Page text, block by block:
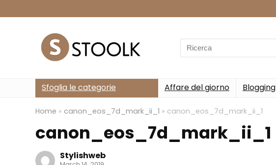
Search
for:
Sfoglia le categorie Affare del giorno Blogging
Home » canon_eos_7d_mark_ii_1 » canon_eos_7d_mark_ii_1
canon_eos_7d_mark_ii_1
Stylishweb